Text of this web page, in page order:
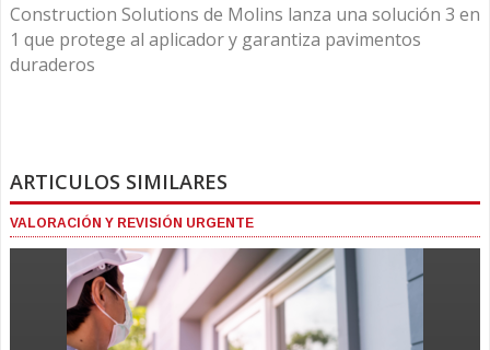
Construction Solutions de Molins lanza una solución 3 en
1 que protege al aplicador y garantiza pavimentos
duraderos
ARTICULOS SIMILARES
VALORACIÓN Y REVISIÓN URGENTE